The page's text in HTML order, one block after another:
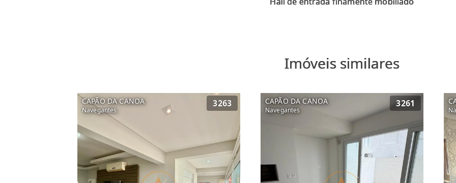
Imóveis similares
CAPÃO DA CANOA
Navegantes
3263 CAPÃO DA CANOA
Navegantes
3261